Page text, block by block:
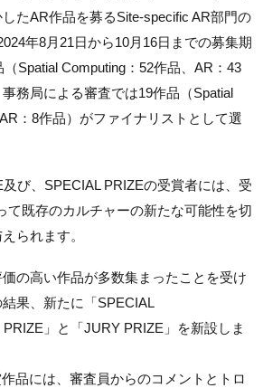
たAR作品を募るSite-specific AR部門の
年8月21日から10月16日までの募集期
Spatial Computing：52作品、AR：43
務局による審査では19作品（Spatial
：8作品）がファイナリストとして選
び、SPECIAL PRIZEの受賞者には、受
て既存のカルチャーの新たな可能性を切
られます。
の高い作品が多数集まったことを受け
果、新たに「SPECIAL
」と「JURY PRIZE」を新設しま
品には、審査員からのコメントとトロ